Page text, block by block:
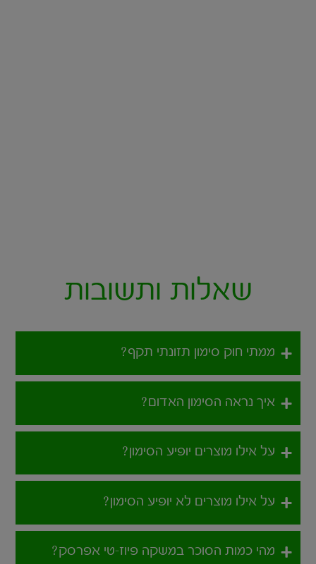
שאלות ותשובות
ממתי חוק סימון תזונתי תקף?
איך נראה הסימון האדום?
על אילו מוצרים יופיע הסימון?
על אילו מוצרים לא יופיע הסימון?
מהי כמות הסוכר במשקה פיוז-טי אפרסק?